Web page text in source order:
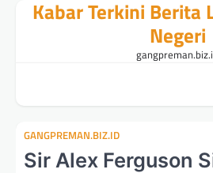
Kabar Terkini Berita
Negeri
GANGPREMAN.BIZ.ID
Sir Alex Ferguson